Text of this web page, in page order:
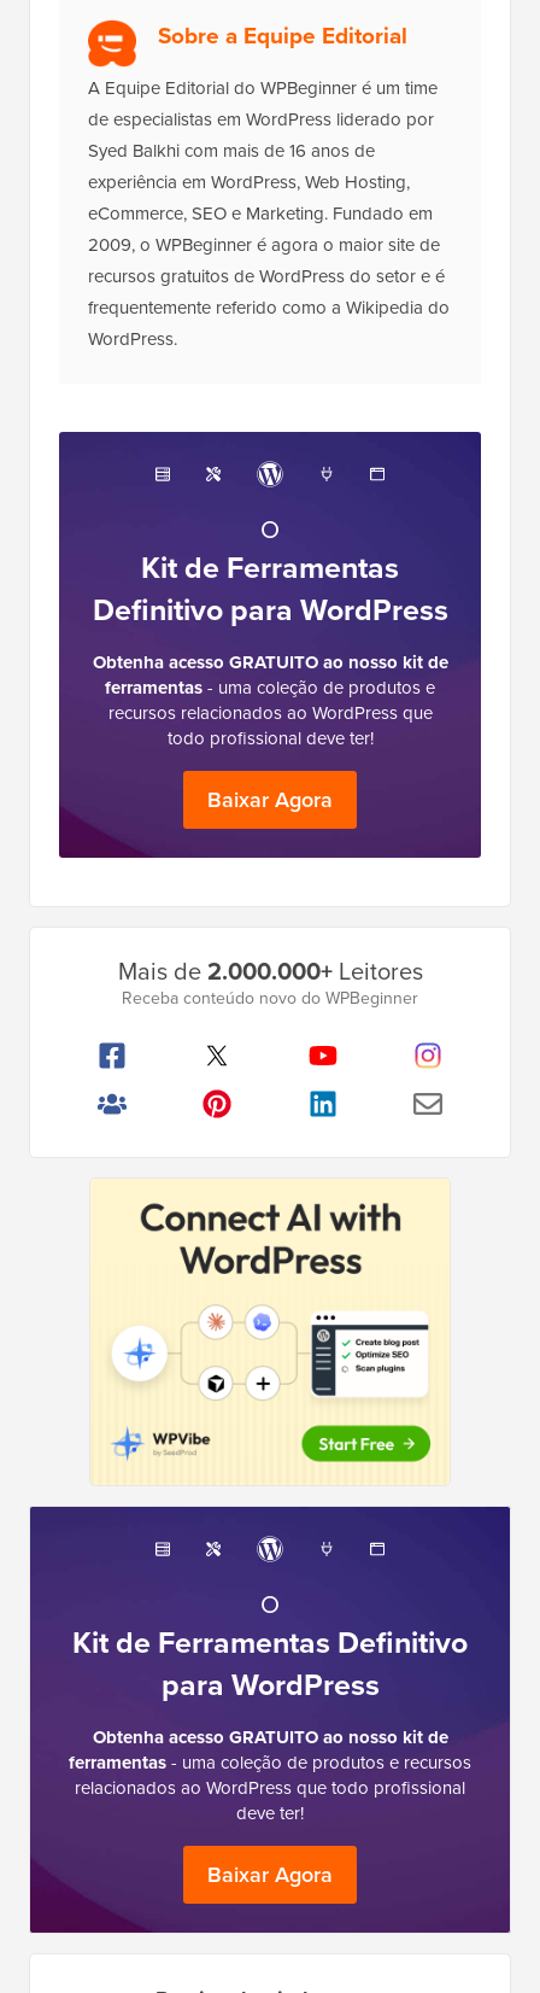
Sobre a Equipe Editorial
A Equipe Editorial do WPBeginner é um time
de especialistas em WordPress liderado por
Syed Balkhi com mais de 16 anos de
experiência em WordPress, Web Hosting,
eCommerce, SEO e Marketing. Fundado em
2009, o WPBeginner é agora o maior site de
recursos gratuitos de WordPress do setor e é
frequentemente referido como a Wikipedia do
WordPress.
O
Kit de Ferramentas
Definitivo para WordPress
Obtenha acesso GRATUITO ao nosso kit de
ferramentas- uma coleção de produtos e
recursos relacionados ao WordPress que
todo profissional deve ter!
Baixar Agora
Mais de2.000.000+Leitores
Receba conteúdo novo do WPBeginner
O
Kit de Ferramentas Definitivo
para WordPress
Obtenha acesso GRATUITO ao nosso kit de
ferramentas- uma coleção de produtos e recursos
relacionados ao WordPress que todo profissional
deve ter!
Baixar Agora